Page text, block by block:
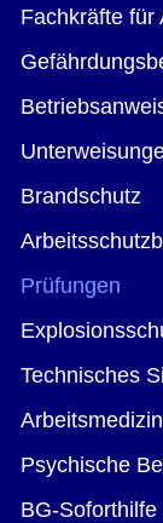
Fachkräfte für
Brandschutz
Prüfungen
Technisches
Arbeitsmedizin
Psychische
BG-Soforthilfe